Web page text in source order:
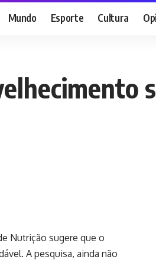
Mundo Esporte Cultura
Nutrição sugere que o
A pesquisa, ainda não